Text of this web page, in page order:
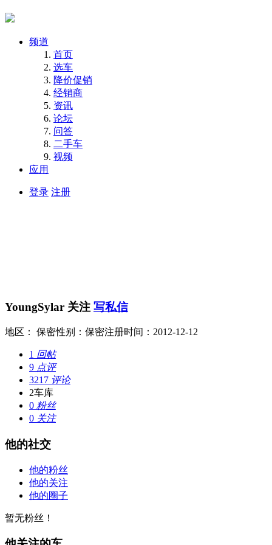
频道
首页
选车
降价促销
经销商
资讯
论坛
问答
二手车
视频
应用
登录 注册
YoungSylar 关注 写私信
地区： 保密性别：保密注册时间：2012-12-12
1 回帖
9 点评
3217 评论
2车库
0 粉丝
0 关注
他的社交
他的粉丝
他的关注
他的圈子
暂无粉丝！